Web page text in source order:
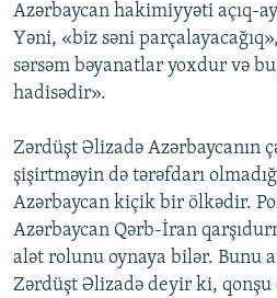
Azərbaycan hakimiyyəti açıq-
Yəni, «biz səni
sərsəm bəyanatlar yoxdur və
hadisədir».
Zərdüşt Əlizadə Azərbaycanın
şişirtməyin də tərəfdarı
Azərbaycan kiçik bir ölkədir.
Azərbaycan Qərb-İran
alət rolunu oynaya bilər. Bunu
Zərdüşt Əlizadə deyir ki, qonşu